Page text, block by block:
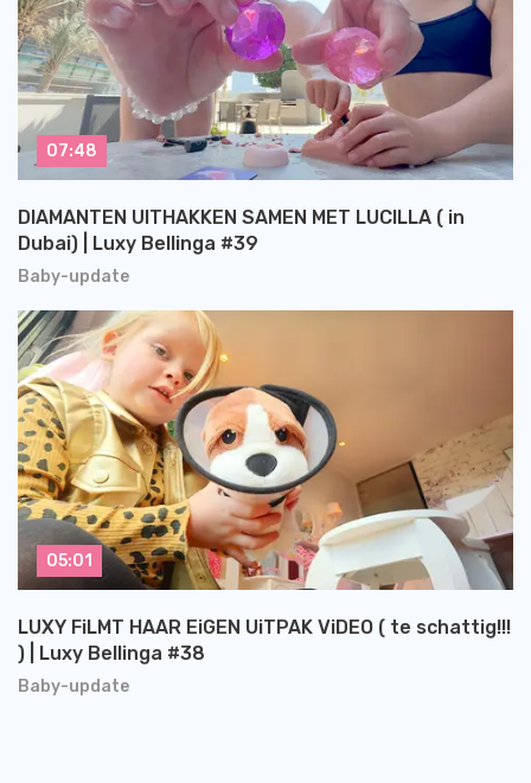
Baby-update
DIAMANTEN UITHAKKEN SAMEN MET LUCILLA ( in
Dubai) | Luxy Bellinga #39
07:48
Baby-update
LUXY FiLMT HAAR EiGEN UiTPAK ViDEO ( te schattig!!!
) | Luxy Bellinga #38
05:01